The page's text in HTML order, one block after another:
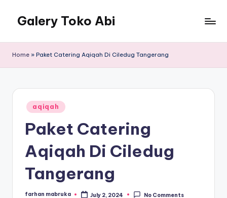
Galery Toko Abi
Home » Paket Catering Aqiqah Di Ciledug Tangerang
Posted
in
aqiqah
Paket Catering
Aqiqah Di Ciledug
Tangerang
farhan mabruka July 2, 2024 No Comments